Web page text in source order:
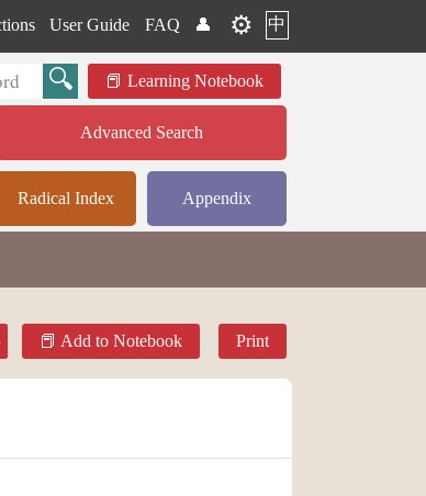
User Guide FAQ 👤 ⚙️ 中
Learning Notebook
Advanced Search
Radical Index Appendix
Add to Notebook Print